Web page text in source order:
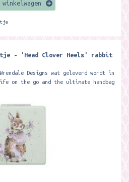
- 'Head Clover Heels' rabbit
Designs wat geleverd wordt in
on the go and the ultimate handbag